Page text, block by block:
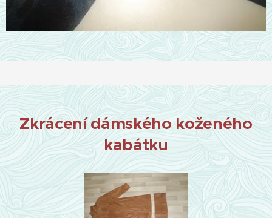
Zkrácení dámského koženého
kabátku